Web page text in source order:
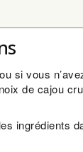
si vous
de cajou
ingrédients